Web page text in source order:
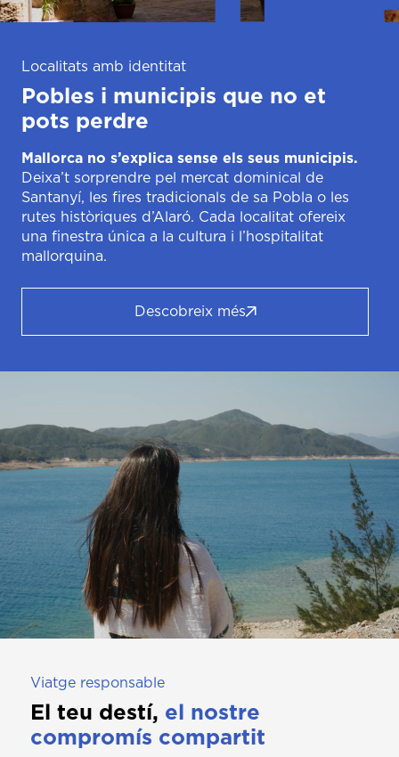
Localitats amb identitat
Pobles i municipis que no et
pots perdre
Mallorca no s’explica sense els seus municipis.
Deixa’t sorprendre pel mercat dominical de
Santanyí, les fires tradicionals de sa Pobla o les
rutes històriques d’Alaró. Cada localitat ofereix
una finestra única a la cultura i l’hospitalitat
mallorquina.
Descobreix més
Viatge responsable
El teu destí, el nostre
compromís compartit